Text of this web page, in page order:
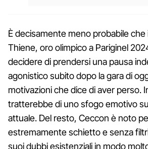
È decisamente meno probabile
Thiene, oro olimpico a Pariginel
decidere di prendersi una pausa
agonistico subito dopo la gara di
motivazioni che dice di aver perso.
tratterebbe di uno sfogo emotivo
attuale. Del resto, Ceccon è noto
estremamente schietto e senza
suoi dubbi esistenziali in modo